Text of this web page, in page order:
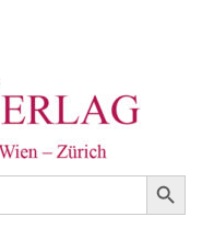
Search Button